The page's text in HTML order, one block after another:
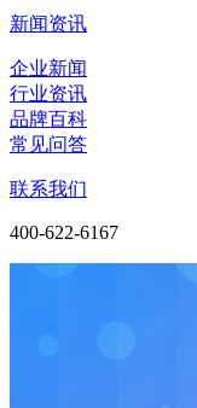
新闻资讯
企业新闻
行业资讯
品牌百科
常见问答
联系我们
400-622-6167